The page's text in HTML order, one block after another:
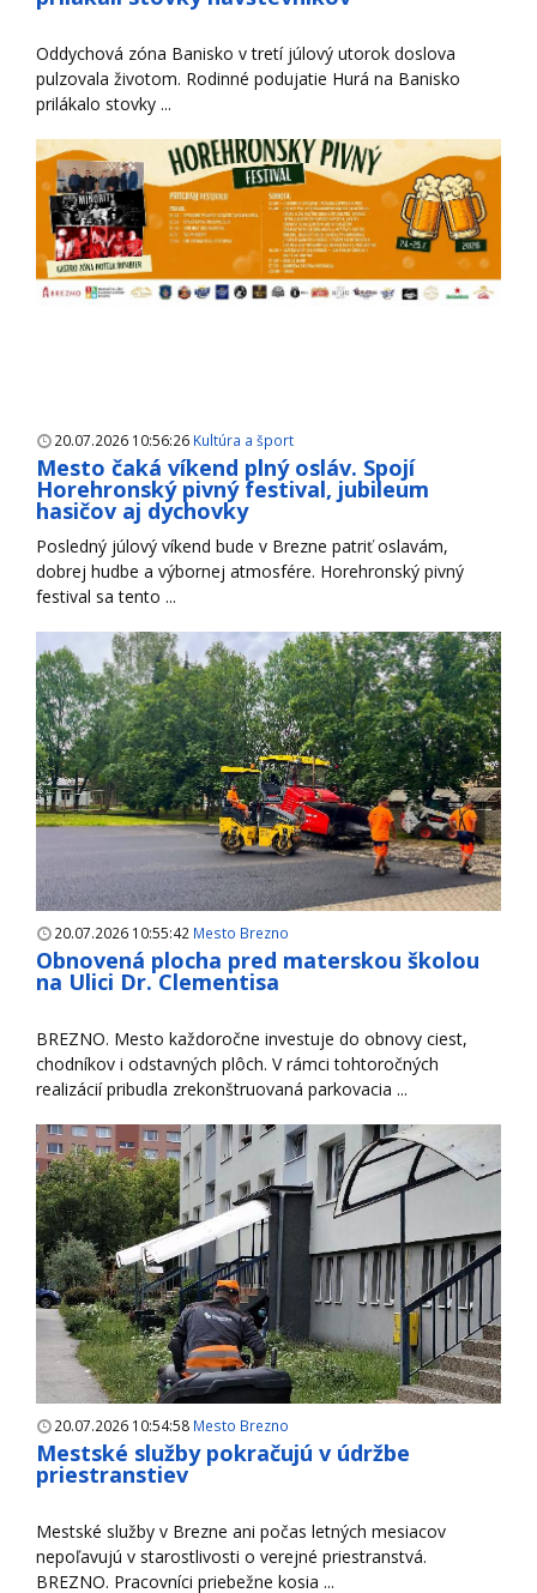
Oddychová zóna Banisko v tretí júlový utorok doslova
pulzovala životom. Rodinné podujatie Hurá na Banisko
prilákalo stovky ...
20.07.2026 10:56:26 Kultúra a šport
Mesto čaká víkend plný osláv. Spojí
Horehronský pivný festival, jubileum
hasičov aj dychovky
Posledný júlový víkend bude v Brezne patriť oslavám,
dobrej hudbe a výbornej atmosfére. Horehronský pivný
festival sa tento ...
20.07.2026 10:55:42 Mesto Brezno
Obnovená plocha pred materskou školou
na Ulici Dr. Clementisa
BREZNO. Mesto každoročne investuje do obnovy ciest,
chodníkov i odstavných plôch. V rámci tohtoročných
realizácií pribudla zrekonštruovaná parkovacia ...
20.07.2026 10:54:58 Mesto Brezno
Mestské služby pokračujú v údržbe
priestranstiev
Mestské služby v Brezne ani počas letných mesiacov
nepoľavujú v starostlivosti o verejné priestranstvá.
BREZNO. Pracovníci priebežne kosia ...